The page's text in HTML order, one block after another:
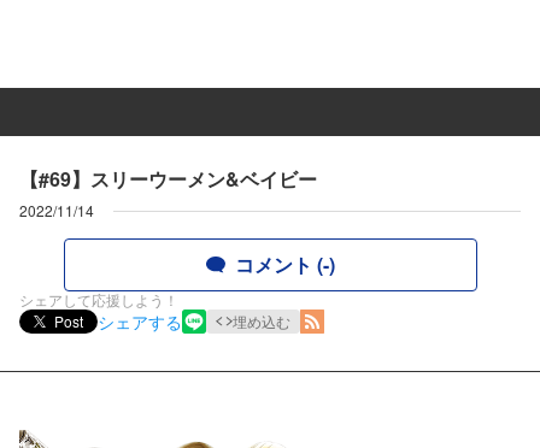
【#69】スリーウーメン&ベイビー
2022/11/14
コメント (-)
シェアして応援しよう！
Post
シェアする 埋め込む